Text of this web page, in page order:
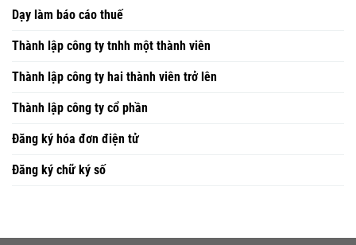
Dạy làm báo cáo thuế
Thành lập công ty tnhh một thành viên
Thành lập công ty hai thành viên trở lên
Thành lập công ty cổ phần
Đăng ký hóa đơn điện tử
Đăng ký chữ ký số